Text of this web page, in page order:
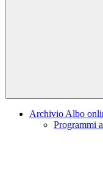
Archivio Albo
Programmi